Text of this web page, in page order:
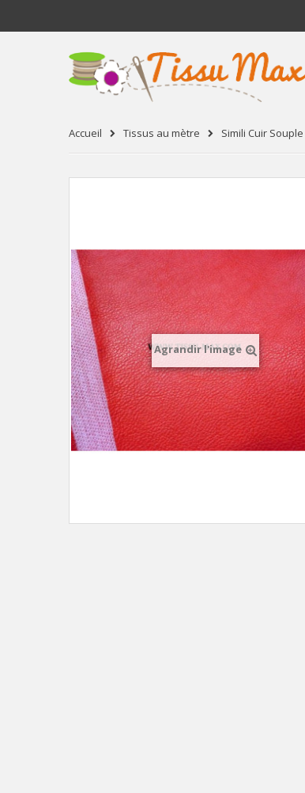
Accueil Tissus au mètre Simili Cuir Souple
Agrandir l'image